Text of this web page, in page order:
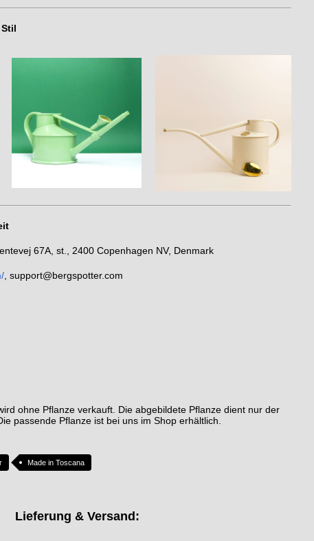
67A, st., 2400 Copenhagen NV, Denmark
, support@bergspotter.com
ohne Pflanze verkauft. Die abgebildete Pflanze dient nur der
passende Pflanze ist bei uns im Shop erhältlich.
Made in Toscana
Lieferung & Versand: